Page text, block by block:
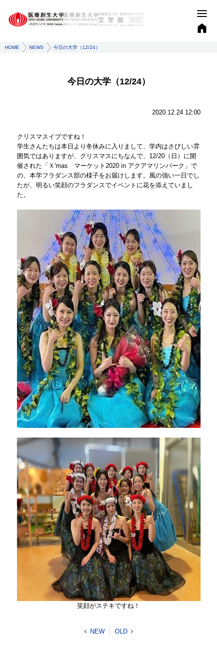
HOME NEWS 今日の大学（12/24）
今日の大学（12/24）
2020.12.24 12:00
クリスマスイブですね！
学生さんたちは本日より冬休みに入りまして、学内はさびしい雰
囲気ではありますが、クリスマスにちなんで、12/20（日）に開
催された「Ｘ'mas マーケット2020 in アクアマリンパーク」で
の、本学フラダンス部の様子をお届けします。風の強い一日でし
たが、明るい笑顔のフラダンスでイベントに花を添えていまし
た。
笑顔がステキですね！
NEW OLD